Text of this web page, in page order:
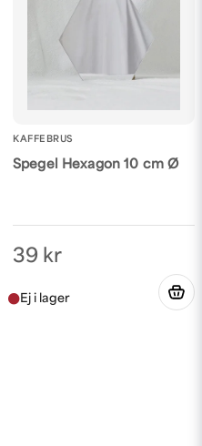
KAFFEBRUS
Spegel Hexagon 10 cm Ø
39 kr
fråga
fråga